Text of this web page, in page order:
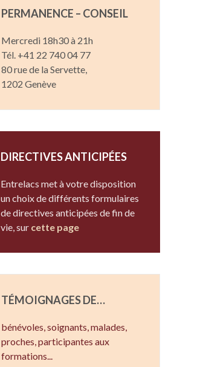
PERMANENCE – CONSEIL
Mercredi 18h30 à 21h
Tél. +41 22 740 04 77
80 rue de la Servette,
1202 Genève
DIRECTIVES ANTICIPÉES
Entrelacs met à votre disposition
un choix de différents formulaires
de directives anticipées de fin de
vie, sur cette page
TÉMOIGNAGES DE…
bénévoles, soignants,malades,
proches,participantes aux
formations...